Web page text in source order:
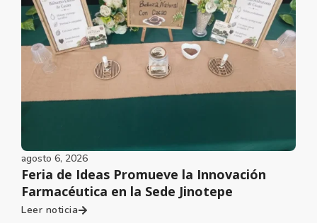
agosto 6, 2026
Feria de Ideas Promueve la Innovación
Farmacéutica en la Sede Jinotepe
Leer noticia